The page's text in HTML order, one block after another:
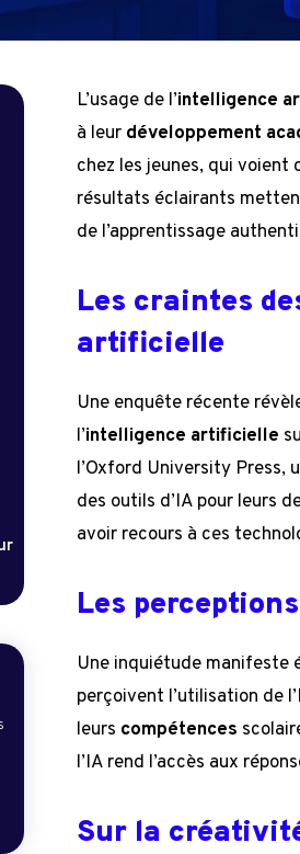
L’usage de l’intelligence
à leur développement
chez les jeunes, qui
résultats éclairants
de l’apprentissage
Les craintes
artificielle
Une enquête récente
l’intelligence artificielle
l’Oxford University Press,
des outils d’IA pour leurs
avoir recours à ces
Les
Une inquiétude manifeste
perçoivent l’utilisation de
leurs compétences
l’IA rend l’accès aux
Sur la